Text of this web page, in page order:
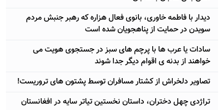
دیدار با فاطمه خاوری، بانوی فعال هزاره که رهبر جنبش مردم
سویدن در حمایت از پناهجویان شده است
سادات یا عرب ها با پرچم های سبز در جستجوی هویت می
خواهند از بدنه ی اقوام دیگر جدا شوند
تصاویر دلخراش از کشتار مسافران توسط پشتون های تروریست!
تراژدی چهل دختران، داستان نخستین تیاتر سایه در افغانستان